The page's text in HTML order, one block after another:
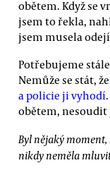
obětem. Když se
jsem to řekla,
jsem musela
Potřebujeme
Nemůže se stát, že
a policie ji vyhodí
obětem, nesoudit
Byl nějaký moment,
nikdy neměla